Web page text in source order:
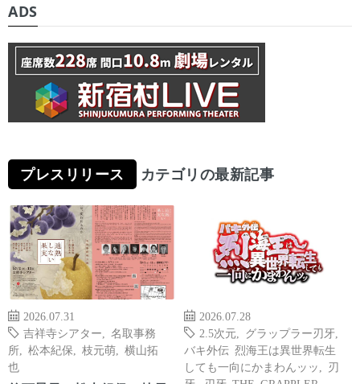
ADS
プレスリリース カテゴリの最新記事
2026.07.31
吉祥寺シアター
名取事務
所
松本紀保 枝元萌
横山拓
也
2026.07.28
2.5次元
グラップラー刃牙
バキ外伝 烈海王は異世界転生
しても一向にかまわんッッ
刃